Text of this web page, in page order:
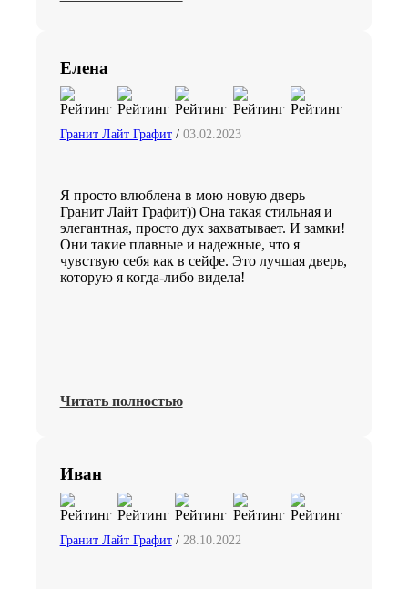
Елена
Гранит Лайт Графит/ 03.02.2023
Я просто влюблена в мою новую дверь
Гранит Лайт Графит)) Она такая стильная и
элегантная, просто дух захватывает. И замки!
Они такие плавные и надежные, что я
чувствую себя как в сейфе. Это лучшая дверь,
которую я когда-либо видела!
Читать полностью
Иван
Гранит Лайт Графит/ 28.10.2022